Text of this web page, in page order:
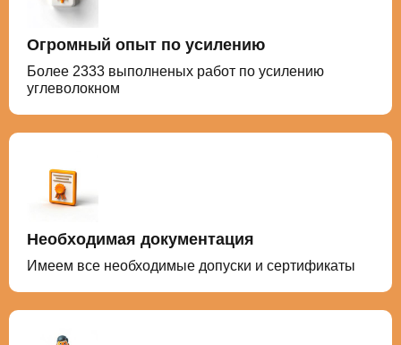
Огромный опыт по усилению
Более 2333 выполненых работ по усилению
углеволокном
Необходимая документация
Имеем все необходимые допуски и сертификаты